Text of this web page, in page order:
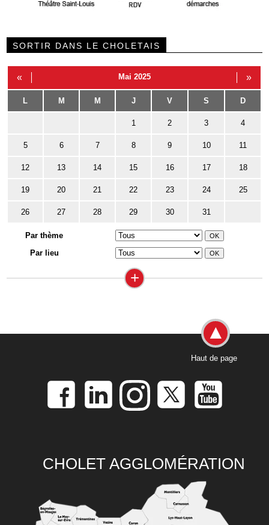
SORTIR DANS LE CHOLETAIS
« Mai 2025 »
L M M J V S D
1 2 3 4
5 6 7 8 9 10 11
12 13 14 15 16 17 18
19 20 21 22 23 24 25
26 27 28 29 30 31
Par thème
Par lieu
+
Haut de page
CHOLET AGGLOMÉRATION